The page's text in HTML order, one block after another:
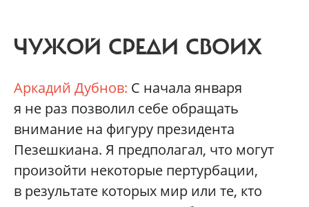
ЧУЖОЙ СРЕДИ СВОИХ
Аркадий Дубнов: С начала января
я не раз позволил себе обращать
внимание на фигуру президента
Пезешкиана. Я предполагал, что могут
произойти некоторые пертурбации,
в результате которых мир или те, кто